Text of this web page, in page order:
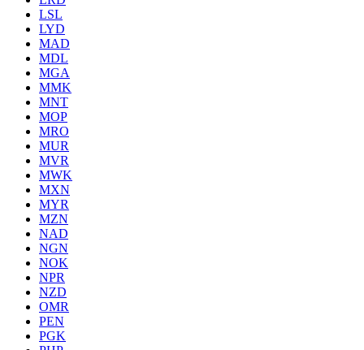
LSL
LYD
MAD
MDL
MGA
MMK
MNT
MOP
MRO
MUR
MVR
MWK
MXN
MYR
MZN
NAD
NGN
NOK
NPR
NZD
OMR
PEN
PGK